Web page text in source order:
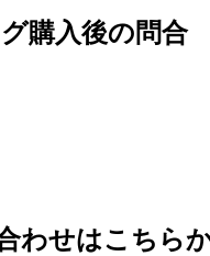
購入後の問合
わせはこちら